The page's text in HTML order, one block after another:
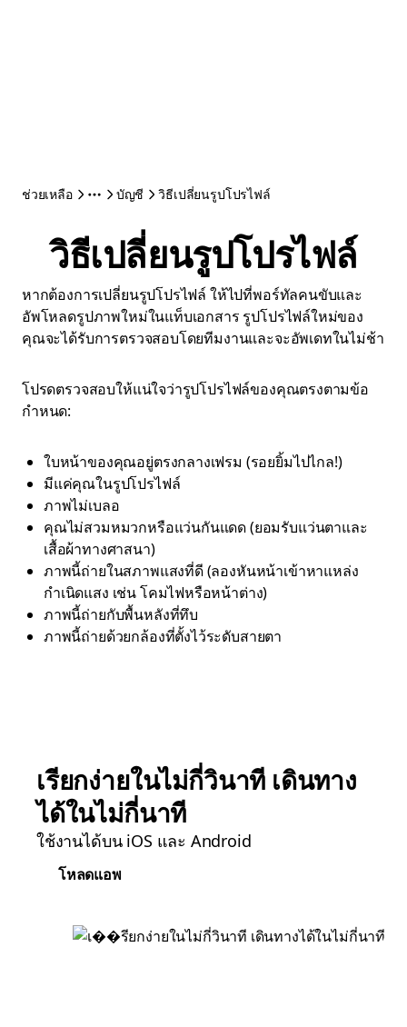
ช่วยเหลือ บัญชี วิธีเปลี่ยนรูปโปรไฟล์
วิธีเปลี่ยนรูปโปรไฟล์
หากต้องการเปลี่ยนรูปโปรไฟล์ ให้ไปที่พอร์ทัลคนขับและ
อัพโหลดรูปภาพใหม่ในแท็บเอกสาร รูปโปรไฟล์ใหม่ของ
คุณจะได้รับการตรวจสอบโดยทีมงานและจะอัพเดทในไม่ช้า
โปรดตรวจสอบให้แน่ใจว่ารูปโปรไฟล์ของคุณตรงตามข้อ
กำหนด:
ใบหน้าของคุณอยู่ตรงกลางเฟรม (รอยยิ้มไปไกล!)
มีแค่คุณในรูปโปรไฟล์
ภาพไม่เบลอ
คุณไม่สวมหมวกหรือแว่นกันแดด (ยอมรับแว่นตาและ
เสื้อผ้าทางศาสนา)
ภาพนี้ถ่ายในสภาพแสงที่ดี (ลองหันหน้าเข้าหาแหล่ง
กำเนิดแสง เช่น โคมไฟหรือหน้าต่าง)
ภาพนี้ถ่ายกับพื้นหลังที่ทึบ
ภาพนี้ถ่ายด้วยกล้องที่ตั้งไว้ระดับสายตา
เรียกง่ายในไม่กี่วินาที เดินทาง
ได้ในไม่กี่นาที
ใช้งานได้บน iOS และ Android
โหลดแอพ